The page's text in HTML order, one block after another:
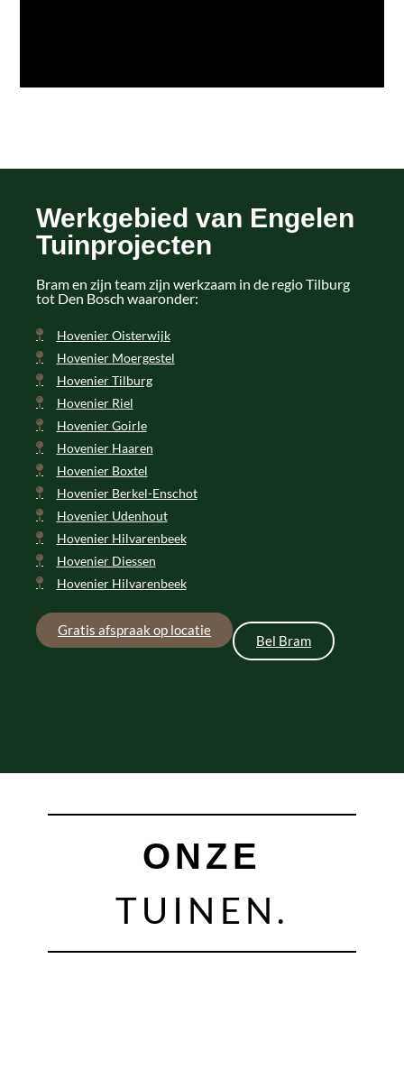
Werkgebied van Engelen
Tuinprojecten
Bram en zijn team zijn werkzaam in de regio Tilburg
tot Den Bosch waaronder:
Hovenier Oisterwijk
Hovenier Moergestel
Hovenier Tilburg
Hovenier Riel
Hovenier Goirle
Hovenier Haaren
Hovenier Boxtel
Hovenier Berkel-Enschot
Hovenier Udenhout
Hovenier Hilvarenbeek
Hovenier Diessen
Hovenier Hilvarenbeek
Gratis afspraak op locatie
Bel Bram
ONZE
TUINEN.